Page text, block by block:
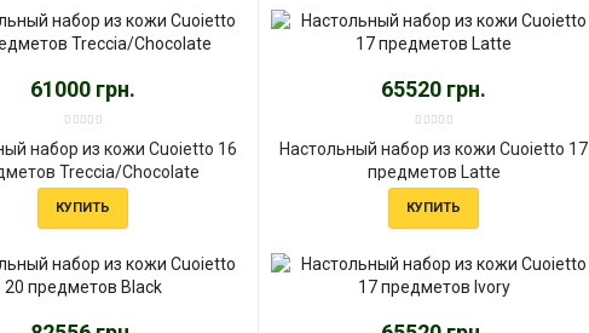
61000 грн.
набор из кожи Cuoietto 16
Treccia/Chocolate
КУПИТЬ
65520 грн.
Настольный набор из кожи Cuoietto 17
предметов Latte
КУПИТЬ